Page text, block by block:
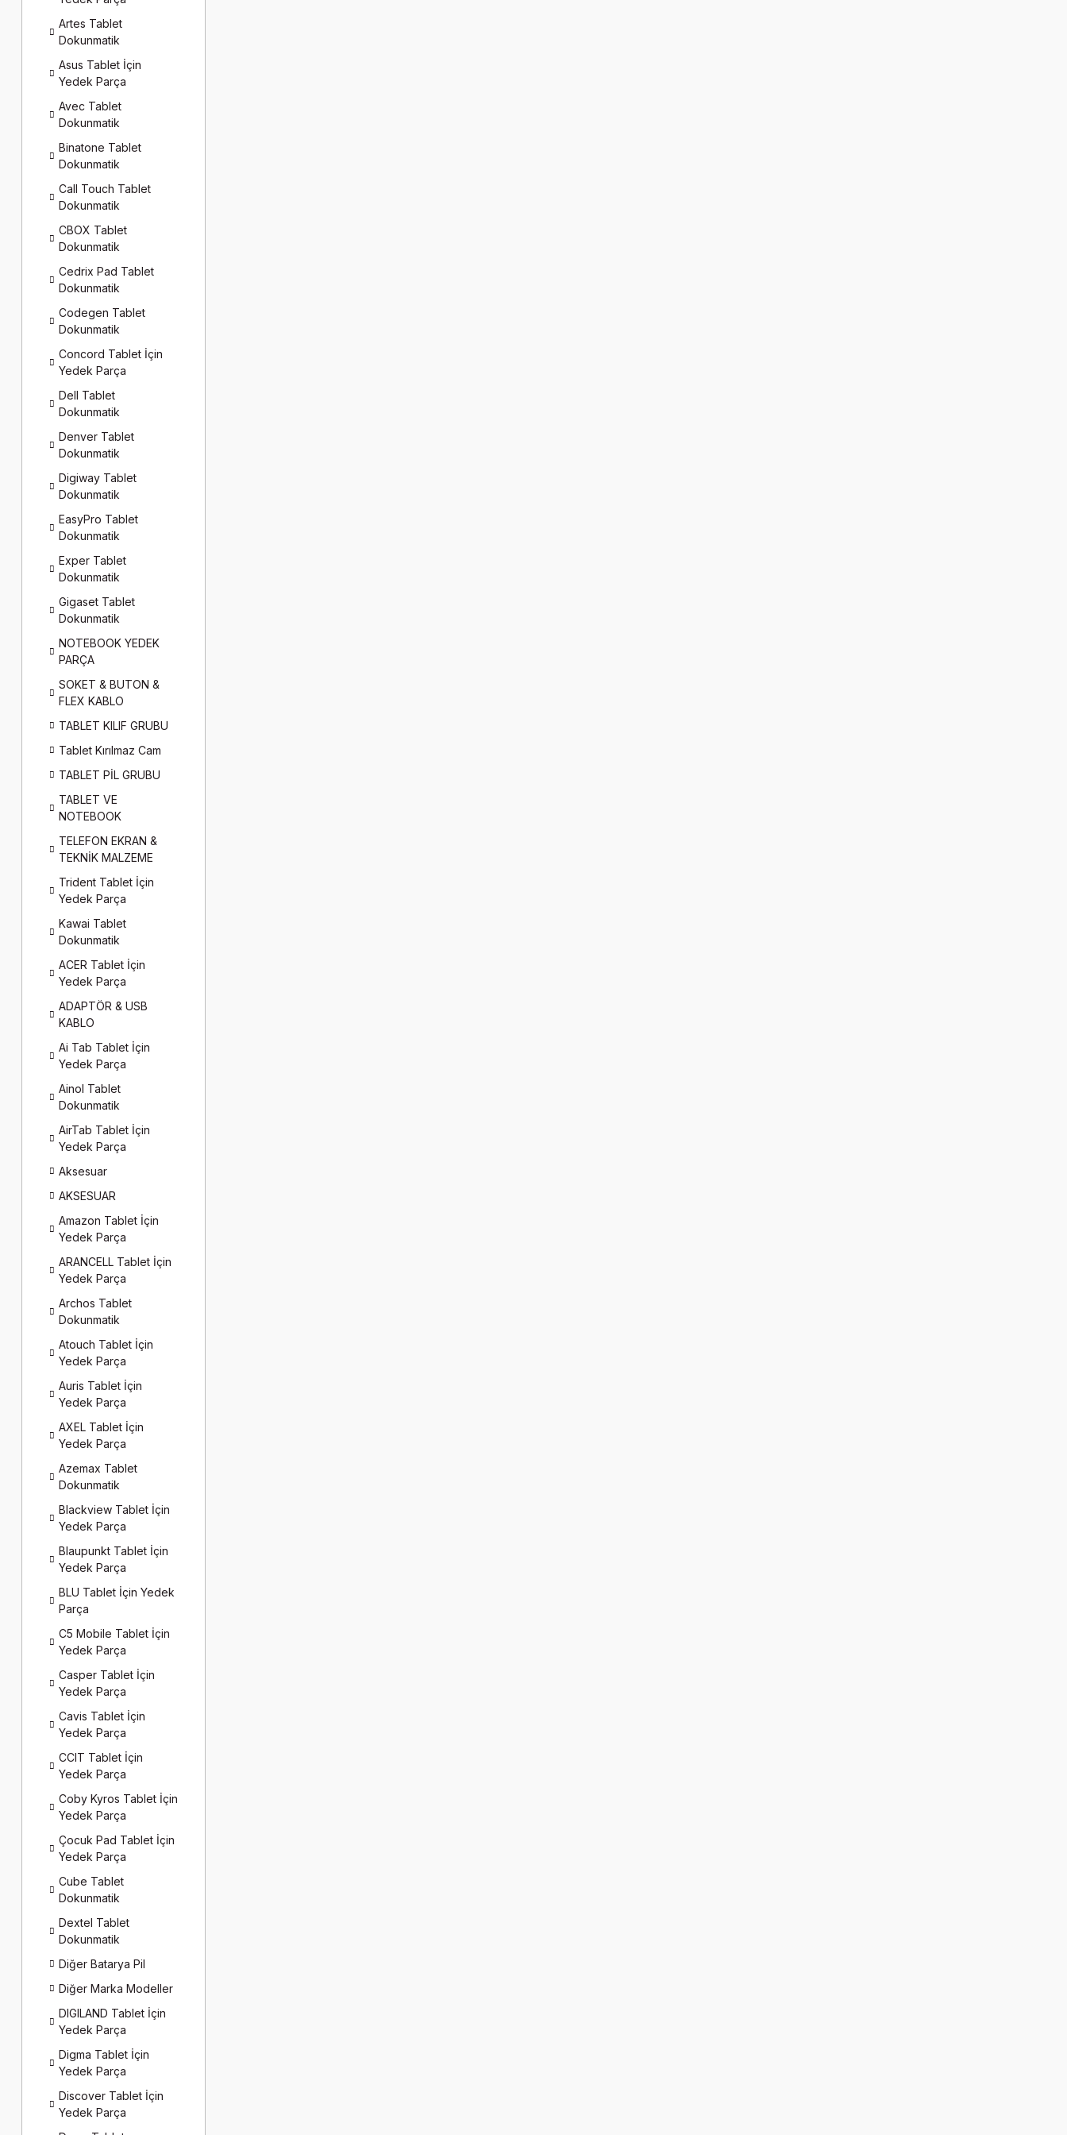
Artes Tablet
Dokunmatik
Asus Tablet İçin
Yedek Parça
Avec Tablet
Dokunmatik
Binatone Tablet
Dokunmatik
Call Touch Tablet
Dokunmatik
CBOX Tablet
Dokunmatik
Cedrix Pad Tablet
Dokunmatik
Codegen Tablet
Dokunmatik
Concord Tablet İçin
Yedek Parça
Dell Tablet
Dokunmatik
Denver Tablet
Dokunmatik
Digiway Tablet
Dokunmatik
EasyPro Tablet
Dokunmatik
Exper Tablet
Dokunmatik
Gigaset Tablet
Dokunmatik
NOTEBOOK YEDEK
PARÇA
SOKET & BUTON &
FLEX KABLO
TABLET KILIF GRUBU
Tablet Kırılmaz Cam
TABLET PİL GRUBU
TABLET VE
NOTEBOOK
TELEFON EKRAN &
TEKNİK MALZEME
Trident Tablet İçin
Yedek Parça
Kawai Tablet
Dokunmatik
ACER Tablet İçin
Yedek Parça
ADAPTÖR & USB
KABLO
Ai Tab Tablet İçin
Yedek Parça
Ainol Tablet
Dokunmatik
AirTab Tablet İçin
Yedek Parça
Aksesuar
AKSESUAR
Amazon Tablet İçin
Yedek Parça
ARANCELL Tablet İçin
Yedek Parça
Archos Tablet
Dokunmatik
Atouch Tablet İçin
Yedek Parça
Auris Tablet İçin
Yedek Parça
AXEL Tablet İçin
Yedek Parça
Azemax Tablet
Dokunmatik
Blackview Tablet İçin
Yedek Parça
Blaupunkt Tablet İçin
Yedek Parça
BLU Tablet İçin Yedek
Parça
C5 Mobile Tablet İçin
Yedek Parça
Casper Tablet İçin
Yedek Parça
Cavis Tablet İçin
Yedek Parça
CCIT Tablet İçin
Yedek Parça
Coby Kyros Tablet İçin
Yedek Parça
Çocuk Pad Tablet İçin
Yedek Parça
Cube Tablet
Dokunmatik
Dextel Tablet
Dokunmatik
Diğer Batarya Pil
Diğer Marka Modeller
DIGILAND Tablet İçin
Yedek Parça
Digma Tablet İçin
Yedek Parça
Discover Tablet İçin
Yedek Parça